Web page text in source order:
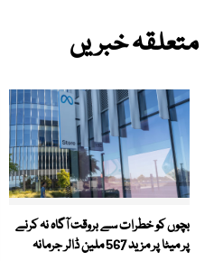
متعلقہ خبریں
بچوں کو خطرات سے بروقت آگاہ نہ کرنے
پر میٹا پر مزید 567 ملین ڈالر جرمانہ